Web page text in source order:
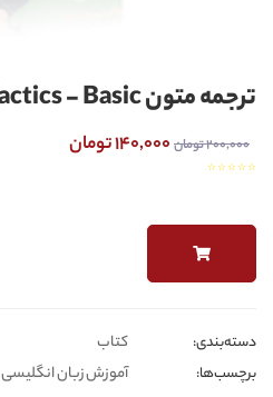
ترجمه متون Tactics - Basic
200,000 تومان 140,000 تومان
☆ ☆ ☆ ☆ ☆
دسته‌بندی‎‌‌: کتاب
برچسب‌ها: آموزش زبان انگلیسی